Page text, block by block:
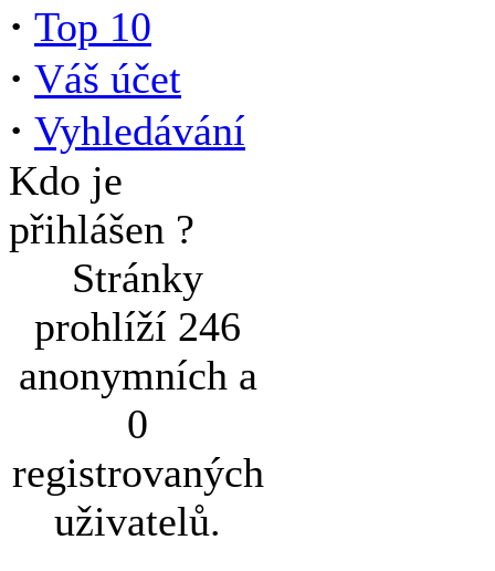
· Top 10
· Váš účet
· Vyhledávání
Kdo je
přihlášen ?
Stránky
prohlíží 246
anonymních a
0
registrovaných
uživatelů.